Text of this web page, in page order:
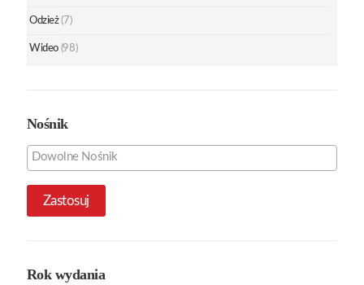
Odzież (7)
Wideo (98)
Nośnik
Zastosuj
Rok wydania